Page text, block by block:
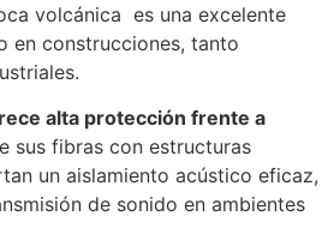
volcánica es una excelente
en construcciones, tanto
alta protección frente a
sus fibras con estructuras
un aislamiento acústico eficaz,
de sonido en ambientes